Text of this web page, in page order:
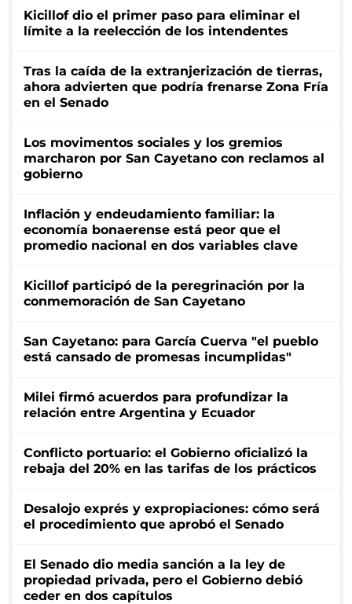
Kicillof dio el primer paso para eliminar el
límite a la reelección de los intendentes
Tras la caída de la extranjerización de tierras,
ahora advierten que podría frenarse Zona Fría
en el Senado
Los movimentos sociales y los gremios
marcharon por San Cayetano con reclamos al
gobierno
Inflación y endeudamiento familiar: la
economía bonaerense está peor que el
promedio nacional en dos variables clave
Kicillof participó de la peregrinación por la
conmemoración de San Cayetano
San Cayetano: para García Cuerva "el pueblo
está cansado de promesas incumplidas"
Milei firmó acuerdos para profundizar la
relación entre Argentina y Ecuador
Conflicto portuario: el Gobierno oficializó la
rebaja del 20% en las tarifas de los prácticos
Desalojo exprés y expropiaciones: cómo será
el procedimiento que aprobó el Senado
El Senado dio media sanción a la ley de
propiedad privada, pero el Gobierno debió
ceder en dos capítulos